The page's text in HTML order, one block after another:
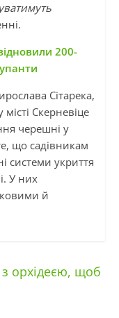
200-
Сітарека,
Скерневіце
черешні у
що садівникам
системи укриття
У них
й
орхідеєю, щоб